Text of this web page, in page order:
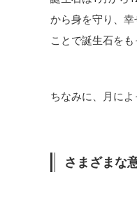
から身を守り、
ことで誕生石を
ちなみに、月に
さまざまな